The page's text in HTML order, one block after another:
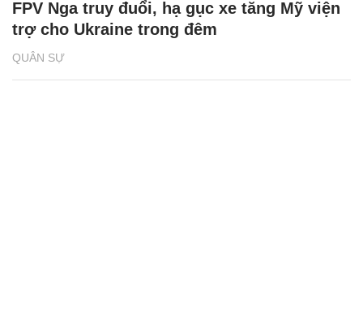
QUÂN SỰ
FPV Nga truy đuổi, hạ gục xe tăng Mỹ viện
trợ cho Ukraine trong đêm